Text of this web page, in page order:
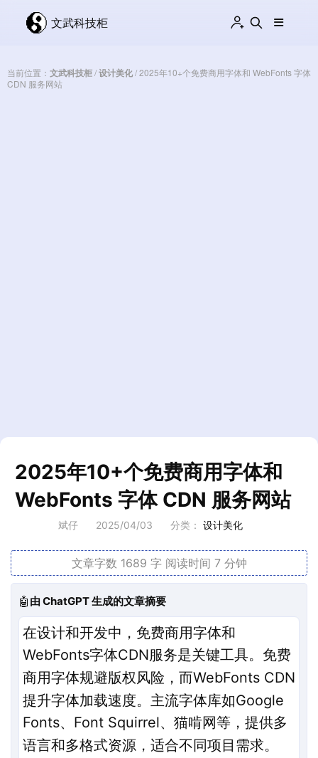
文武科技柜
当前位置： 文武科技柜/设计美化/2025年10+个免费商用字体和 WebFonts 字体
CDN 服务网站
2025年10+个免费商用字体和
WebFonts 字体 CDN 服务网站
斌仔 2025/04/03 分类： 设计美化
文章字数 1689 字 阅读时间 7 分钟
🤖 由 ChatGPT 生成的文章摘要
在设计和开发中，免费商用字体和
WebFonts字体CDN服务是关键工具。免费
商用字体规避版权风险，而WebFonts CDN
提升字体加载速度。主流字体库如Google
Fonts、Font Squirrel、猫啃网等，提供多
语言和多格式资源，适合不同项目需求。